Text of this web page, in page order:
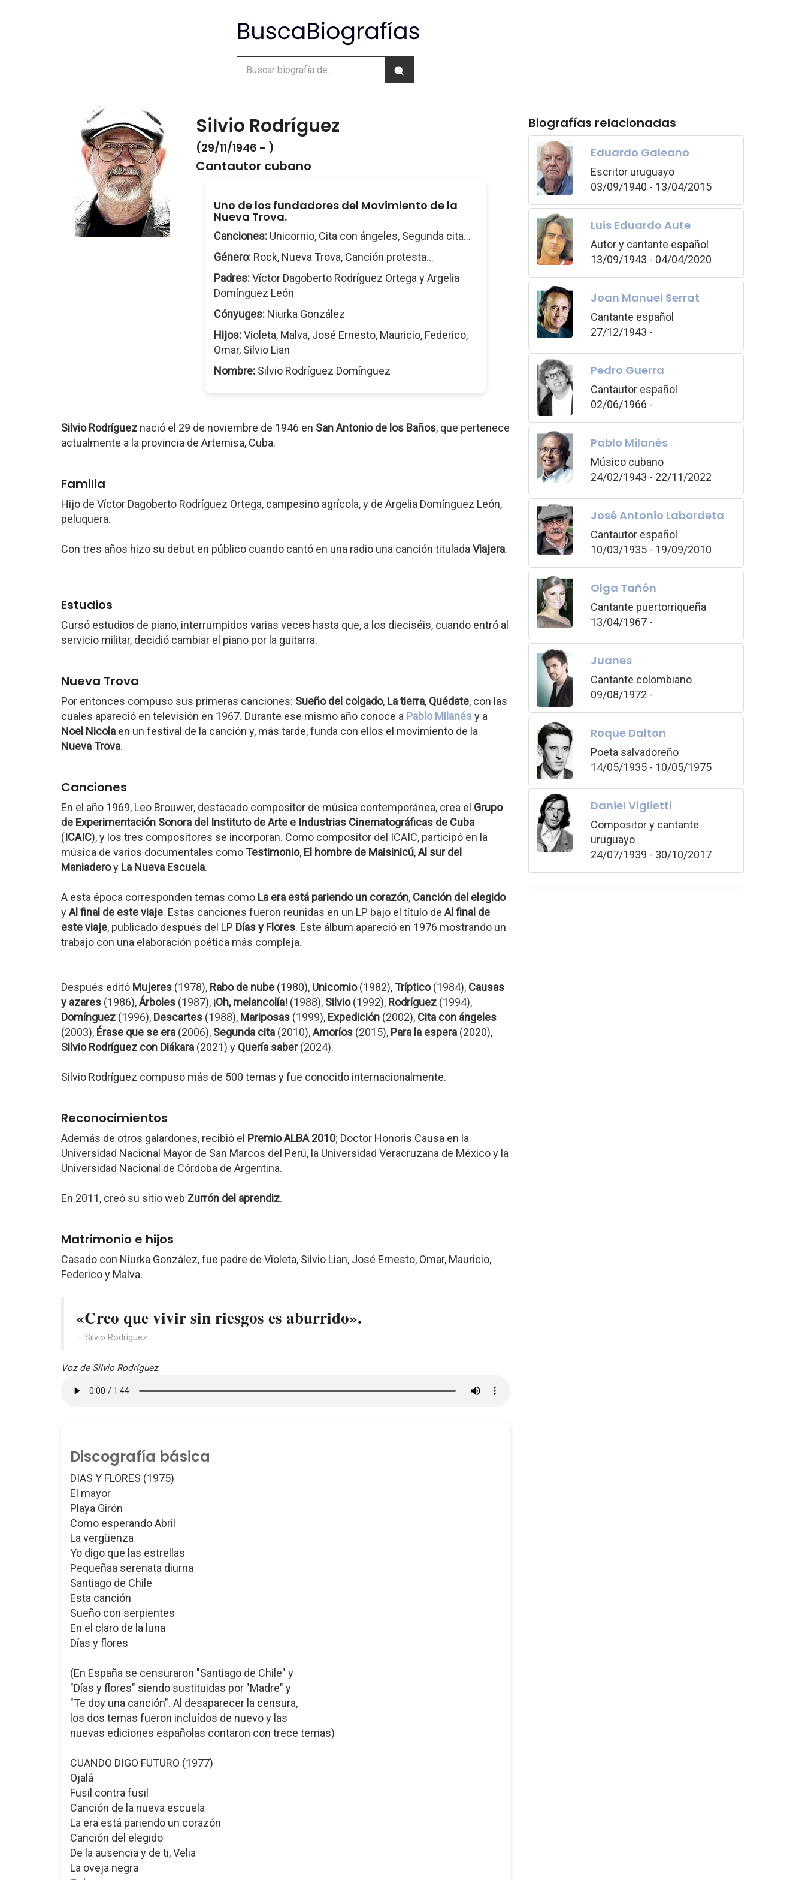
Silvio Rodríguez
(29/11/1946 - )
Cantautor cubano
Uno de los fundadores del Movimiento de la
Nueva Trova.
Canciones: Unicornio, Cita con ángeles, Segunda cita...
Género: Rock, Nueva Trova, Canción protesta...
Padres:Víctor Dagoberto Rodríguez Ortega y Argelia
Domínguez León
Cónyuges: Niurka González
Hijos:Violeta, Malva, José Ernesto, Mauricio, Federico,
Omar, Silvio Lian
Nombre: Silvio Rodríguez Domínguez
Silvio Rodríguez nació el 29 de noviembre de 1946 en San Antonio de los Baños, que pertenece
actualmente a la provincia de Artemisa, Cuba.
Familia
Hijo de Víctor Dagoberto Rodríguez Ortega, campesino agrícola, y de Argelia Domínguez León,
peluquera.
Con tres años hizo su debut en público cuando cantó en una radio una canción titulada Viajera.
Estudios
Cursó estudios de piano, interrumpidos varias veces hasta que, a los dieciséis, cuando entró al
servicio militar, decidió cambiar el piano por la guitarra.
Nueva Trova
Por entonces compuso sus primeras canciones: Sueño del colgado, La tierra, Quédate, con las
cuales apareció en televisión en 1967. Durante ese mismo año conoce a Pablo Milanésy a
Noel Nicola en un festival de la canción y, más tarde, funda con ellos el movimiento de la
Nueva Trova.
Canciones
En el año 1969, Leo Brouwer, destacado compositor de música contemporánea, crea el Grupo
de Experimentación Sonora del Instituto de Arte e Industrias Cinematográficas de Cuba
(ICAIC), y los tres compositores se incorporan. Como compositor del ICAIC, participó en la
música de varios documentales como Testimonio, El hombre de Maisinicú,Al sur del
Maniaderoy La Nueva Escuela.
A esta época corresponden temas como La era está pariendo un corazón, Canción del elegido
yAl final de este viaje. Estas canciones fueron reunidas en un LP bajo el título de Al final de
este viaje, publicado después del LP Días y Flores. Este álbum apareció en 1976 mostrando un
trabajo con una elaboración poética más compleja.
Después editó Mujeres (1978), Rabo de nube (1980), Unicornio(1982), Tríptico(1984), Causas
y azares (1986),Árboles (1987), ¡Oh, melancolía! (1988), Silvio(1992), Rodríguez (1994),
Domínguez (1996), Descartes (1988), Mariposas (1999), Expedición (2002), Cita con ángeles
(2003), Érase que se era (2006), Segunda cita (2010),Amoríos (2015), Para la espera (2020),
Silvio Rodríguez con Diákara (2021) y Quería saber(2024).
Silvio Rodríguez compuso más de 500 temas y fue conocido internacionalmente.
Reconocimientos
Además de otros galardones, recibió el Premio ALBA 2010; Doctor Honoris Causa en la
Universidad Nacional Mayor de San Marcos del Perú, la Universidad Veracruzana de México y la
Universidad Nacional de Córdoba de Argentina.
En 2011, creó su sitio web Zurrón del aprendiz.
Matrimonio e hijos
Casado con Niurka González, fue padre de Violeta, Silvio Lian, José Ernesto, Omar, Mauricio,
Federico y Malva.
«Creo que vivir sin riesgos es aburrido».
Silvio Rodríguez
Voz de Silvio Rodríguez
Discografía básica
DIAS Y FLORES (1975)
El mayor
Playa Girón
Como esperando Abril
La vergüenza
Yo digo que las estrellas
Pequeñaa serenata diurna
Santiago de Chile
Esta canción
Sueño con serpientes
En el claro de la luna
Días y flores
(En España se censuraron "Santiago de Chile" y
"Días y flores" siendo sustituidas por "Madre" y
"Te doy una canción". Al desaparecer la censura,
los dos temas fueron incluídos de nuevo y las
nuevas ediciones españolas contaron con trece temas)
CUANDO DIGO FUTURO (1977)
Ojalá
Fusil contra fusil
Canción de la nueva escuela
La era está pariendo un corazón
Canción del elegido
De la ausencia y de ti, Velia
La oveja negra
Biografías relacionadas
Eduardo Galeano
Escritor uruguayo
03/09/1940 - 13/04/2015
Luis Eduardo Aute
Autor y cantante español
13/09/1943 - 04/04/2020
Joan Manuel Serrat
Cantante español
27/12/1943 -
Pedro Guerra
Cantautor español
02/06/1966 -
Pablo Milanés
Músico cubano
24/02/1943 - 22/11/2022
José Antonio Labordeta
Cantautor español
10/03/1935 - 19/09/2010
Olga Tañón
Cantante puertorriqueña
13/04/1967 -
Juanes
Cantante colombiano
09/08/1972 -
Roque Dalton
Poeta salvadoreño
14/05/1935 - 10/05/1975
Daniel Viglietti
Compositor y cantante
uruguayo
24/07/1939 - 30/10/2017